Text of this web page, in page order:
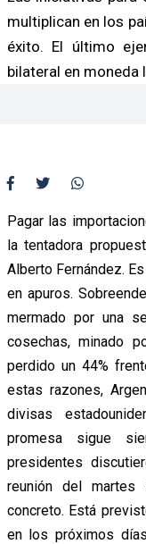
multiplican en los
éxito. El último
bilateral en moneda
Pagar las
la tentadora
Alberto Fernández.
en apuros.
mermado por una
cosechas, minado
perdido un 44%
estas razones,
divisas
promesa sigue
presidentes
reunión del
concreto. Está
en los próximos